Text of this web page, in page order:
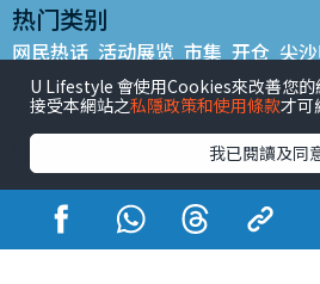
热门类别
网民热话 活动展览 市集 开仓 尖
铜锣湾好去处 元朗好去处 荃湾好
餐厅情报 户外郊游
热门标签
#UGO揾好去处 #人气活动推介 #
#亲子玩乐好去处
#ULifestyle应用
#UJetso礼物放送
#ULifestyle商户
U Lifestyle 會使用Cookies來改善您的
接受本網站之私隱政策和使用條款才可
我已閱讀及同